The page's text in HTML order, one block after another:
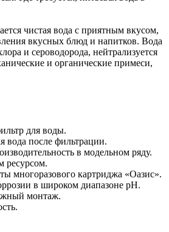
чистая вода с приятным вкусом,
вкусных блюд и напитков. Вода
и сероводорода, нейтрализуется
и органические примеси,
для воды.
вода после фильтрации.
в модельном ряду.
ресурсом.
многоразового картриджа «Оазис».
в широком диапазоне рН.
монтаж.